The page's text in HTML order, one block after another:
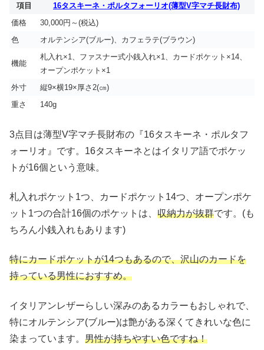
項目
16タスキーネ・ポルタフォーリオ(薄型V字マチ長財布)
価格
30,000円～(税込)
色
オルテンシア(ブルー)、カフェラテ(ブラウン)
機能
札入れ×1、ファスナー式小銭入れ×1、カードポケット×14、
オープンポケット×1
外寸
縦9×横19×厚さ2(㎝)
重さ
140g
3点目は薄型V字マチ長財布の『16タスキーネ・ポルタフ
ォーリオ』です。16タスキーネとはイタリア語でポケッ
トが16個という意味。
札入れポケット1つ、カードポケット14つ、オープンポケ
ット1つの合計16個のポケットは、 収納力が抜群です。(も
ちろん小銭入れもあります)
特にカードポケットが14つもあるので、沢山のカードを
持っている男性におすすめ。
イタリアンレザーらしい深みのあるカラーもおしゃれで、
特にオルテンシア(ブルー)は艶がある深くてきれいな色に
染まっています。 男性が持ちやすい色ですね！